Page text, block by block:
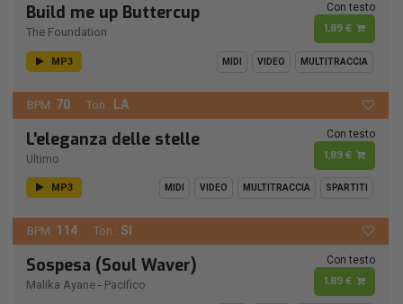
Build me up Buttercup
The Foundation
Con testo
1,89 €
MP3 MIDI VIDEO MULTITRACCIA
BPM: 70 Ton.: LA
L'eleganza delle stelle
Ultimo
Con testo
1,89 €
MP3 MIDI VIDEO MULTITRACCIA SPARTITI
BPM: 114 Ton.: SI
Sospesa (Soul Waver)
Malika Ayane - Pacifico
Con testo
1,89 €